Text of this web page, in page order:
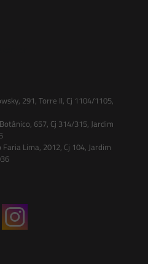
291, Torre II, Cj 1104/1105,
657, Cj 314/315, Jardim
Lima, 2012, Cj 104, Jardim